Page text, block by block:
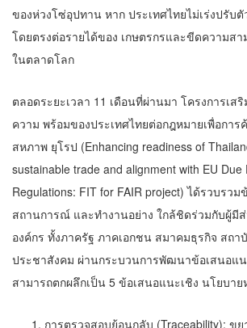
ของห่วงโซ่อุปทาน หาก ประเทศไทยไม่เร่งปรับ
โดยตรงต่อรายได้ของ เกษตรกรและขีดความส
ในตลาดโลก
ตลอดระยะเวลา 11 เดือนที่ผ่านมา โครงการเส
ความ พร้อมของประเทศไทยต่อกฎหมายเพื่อการ
สหภาพ ยุโรป (Enhancing readiness of
sustainable trade and alignment with EU Due
Regulations: FIT for FAIR project) ได้รวบรวม
สถานการณ์ และทำงานอย่าง ใกล้ชิดร่วมกับผู้มี
องค์กร ทั้งภาครัฐ ภาคเอกชน สมาคมธุรกิจ สถ
ประชาสังคม ผ่านกระบวนการพัฒนาข้อเสนอแ
สามารถตกผลึกเป็น 5 ข้อเสนอแนะเชิง นโยบาย
การตรวจสอบย้อนกลับ (Traceability): ข